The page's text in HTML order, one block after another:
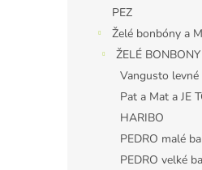
PEZ
Želé bonbóny a
ŽELÉ BONBONY
Vangusto levné
Pat a Mat a JE
HARIBO
PEDRO malé
PEDRO velké